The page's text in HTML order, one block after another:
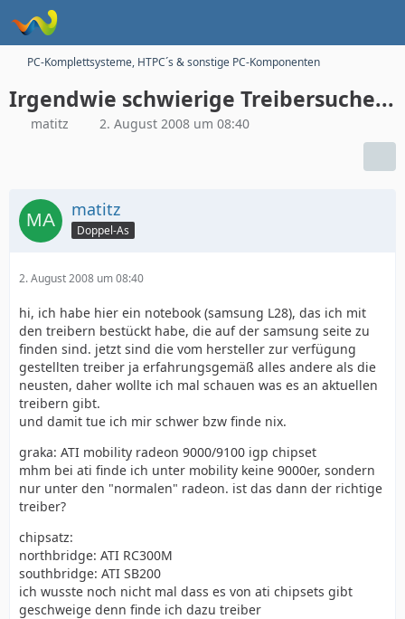
PC-Komplettsysteme, HTPC´s & sonstige PC-Komponenten
Irgendwie schwierige Treibersuche...
matitz 2. August 2008 um 08:40
matitz
Doppel-As
2. August 2008 um 08:40
hi, ich habe hier ein notebook (samsung L28), das ich mit
den treibern bestückt habe, die auf der samsung seite zu
finden sind. jetzt sind die vom hersteller zur verfügung
gestellten treiber ja erfahrungsgemäß alles andere als die
neusten, daher wollte ich mal schauen was es an aktuellen
treibern gibt.
und damit tue ich mir schwer bzw finde nix.
graka: ATI mobility radeon 9000/9100 igp chipset
mhm bei ati finde ich unter mobility keine 9000er, sondern
nur unter den "normalen" radeon. ist das dann der richtige
treiber?
chipsatz:
northbridge: ATI RC300M
southbridge: ATI SB200
ich wusste noch nicht mal dass es von ati chipsets gibt
geschweige denn finde ich dazu treiber